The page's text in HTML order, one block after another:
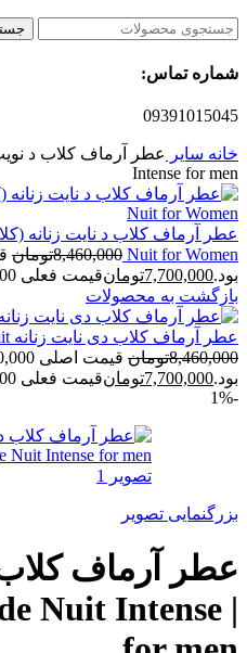
شماره تماس:
09391015045
خانه سایر
Intense for men
Nuit for Women
8,460,000تومان
بود.7,700,000تومانقیمت فعلی 7,700,000تومان است.
بازگشت به محصولات
عطر آرماف کلاب دی نایت زنانه Armaf Club De Nuit
8,460,000تومان
بود.7,700,000تومانقیمت فعلی 7,700,000تومان است.
-1%
بزرگنمایی تصویر
عطر آرماف
Nuit Intense